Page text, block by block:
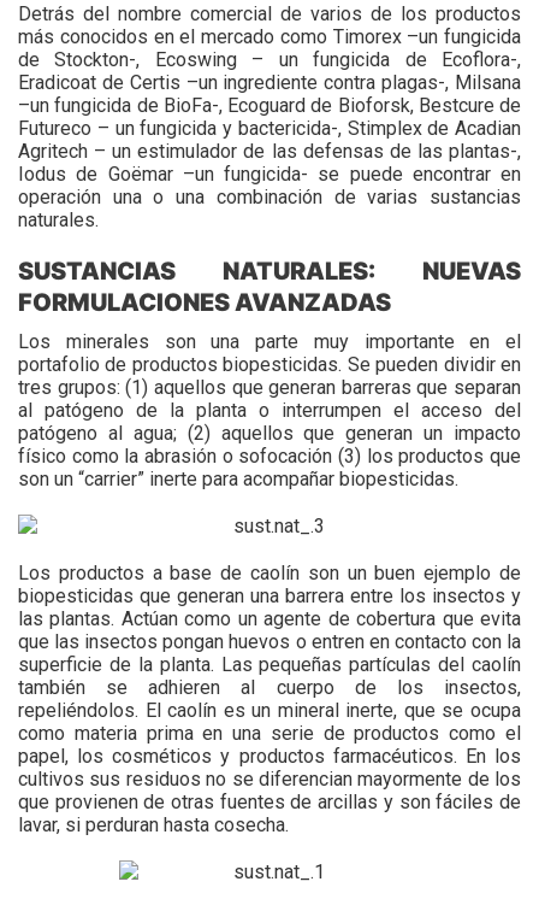
Detrás del nombre comercial de varios de los productos
más conocidos en el mercado como Timorex –un fungicida
de Stockton-, Ecoswing – un fungicida de Ecoflora-,
Eradicoat de Certis –un ingrediente contra plagas-, Milsana
–un fungicida de BioFa-, Ecoguard de Bioforsk, Bestcure de
Futureco – un fungicida y bactericida-, Stimplex de Acadian
Agritech – un estimulador de las defensas de las plantas-,
Iodus de Goëmar –un fungicida- se puede encontrar en
operación una o una combinación de varias sustancias
naturales.
SUSTANCIAS NATURALES: NUEVAS
FORMULACIONES AVANZADAS
Los minerales son una parte muy importante en el
portafolio de productos biopesticidas. Se pueden dividir en
tres grupos: (1) aquellos que generan barreras que separan
al patógeno de la planta o interrumpen el acceso del
patógeno al agua; (2) aquellos que generan un impacto
físico como la abrasión o sofocación (3) los productos que
son un “carrier” inerte para acompañar biopesticidas.
Los productos a base de caolín son un buen ejemplo de
biopesticidas que generan una barrera entre los insectos y
las plantas. Actúan como un agente de cobertura que evita
que las insectos pongan huevos o entren en contacto con la
superficie de la planta. Las pequeñas partículas del caolín
también se adhieren al cuerpo de los insectos,
repeliéndolos. El caolín es un mineral inerte, que se ocupa
como materia prima en una serie de productos como el
papel, los cosméticos y productos farmacéuticos. En los
cultivos sus residuos no se diferencian mayormente de los
que provienen de otras fuentes de arcillas y son fáciles de
lavar, si perduran hasta cosecha.